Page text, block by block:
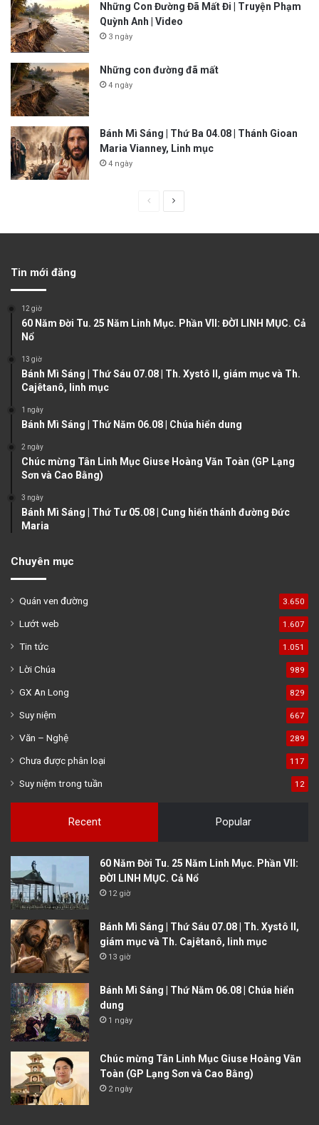
Những Con Đường Đã Mất Đi | Truyện Phạm
Quỳnh Anh | Video
3 ngày
Những con đường đã mất
4 ngày
Bánh Mì Sáng | Thứ Ba 04.08 | Thánh Gioan
Maria Vianney, Linh mục
4 ngày
u
a
e
g
Tin mới đăng
12 giờ
60 Năm Đời Tu. 25 Năm Linh Mục. Phần VII: ĐỜI LINH MỤC. Cả
Nổ
13 giờ
Bánh Mì Sáng | Thứ Sáu 07.08 | Th. Xystô II, giám mục và Th.
Cajêtanô, linh mục
1 ngày
Bánh Mì Sáng | Thứ Năm 06.08 | Chúa hiển dung
2 ngày
Chúc mừng Tân Linh Mục Giuse Hoàng Văn Toàn (GP Lạng
Sơn và Cao Bằng)
3 ngày
Bánh Mì Sáng | Thứ Tư 05.08 | Cung hiến thánh đường Đức
Maria
Chuyên mục
Quán ven đường 3.650
Lướt web 1.607
Tin tức 1.051
Lời Chúa 989
GX An Long 829
Suy niệm 667
Văn – Nghệ 289
Chưa được phân loại 117
Suy niệm trong tuần 12
Recent Popular
60 Năm Đời Tu. 25 Năm Linh Mục. Phần VII:
ĐỜI LINH MỤC. Cả Nổ
12 giờ
Bánh Mì Sáng | Thứ Sáu 07.08 | Th. Xystô II,
giám mục và Th. Cajêtanô, linh mục
13 giờ
Bánh Mì Sáng | Thứ Năm 06.08 | Chúa hiển
dung
1 ngày
Chúc mừng Tân Linh Mục Giuse Hoàng Văn
Toàn (GP Lạng Sơn và Cao Bằng)
2 ngày